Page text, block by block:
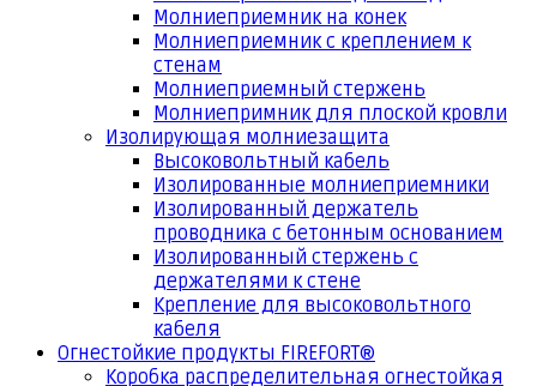
Молниеприемник на конек
Молниеприемник с креплением к
стенам
Молниеприемный стержень
Молниепримник для плоской кровли
Изолирующая молниезащита
Высоковольтный кабель
Изолированные молниеприемники
Изолированный держатель
проводника с бетонным основанием
Изолированный стержень с
держателями к стене
Крепление для высоковольтного
кабеля
Огнестойкие продукты FIREFORT®
Коробка распределительная огнестойкая